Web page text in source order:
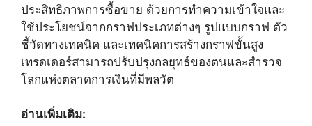
ประสิทธิภาพการซื้อขาย ด้วยการทำความเข้าใจและ
ใช้ประโยชน์จากกราฟประเภทต่างๆ รูปแบบกราฟ ตัว
ชี้วัดทางเทคนิค และเทคนิคการสร้างกราฟขั้นสูง
เทรดเดอร์สามารถปรับปรุงกลยุทธ์ของตนและสำรวจ
โลกแห่งตลาดการเงินที่มีพลวัต
อ่านเพิ่มเติม: